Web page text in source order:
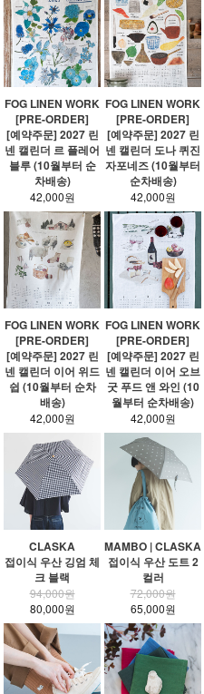
FOG LINEN WORK
[PRE-ORDER]
[예약주문] 2027 린
넨 캘린더 르 플레어
블루 (10월부터 순
차배송)
42,000원
FOG LINEN WORK
[PRE-ORDER]
[예약주문] 2027 린
넨 캘린더 도나 퀴진
자포네즈 (10월부터
순차배송)
42,000원
FOG LINEN WORK
[PRE-ORDER]
[예약주문] 2027 린
넨 캘린더 이어 위드
쉽 (10월부터 순차
배송)
42,000원
FOG LINEN WORK
[PRE-ORDER]
[예약주문] 2027 린
넨 캘린더 이어 오브
굿 푸드 앤 와인 (10
월부터 순차배송)
42,000원
CLASKA
접이식 우산 깅엄 체
크 블랙
94,000원
80,000원
MAMBO | CLASKA
접이식 우산 도트 2
컬러
72,000원
65,000원